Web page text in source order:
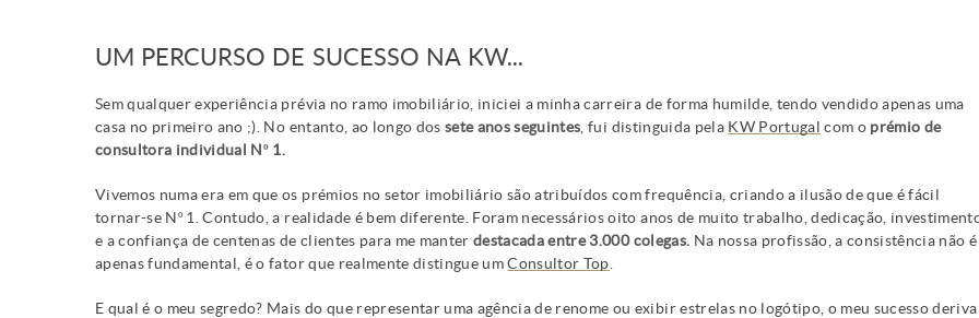
UM PERCURSO DE SUCESSO NA KW...
Sem qualquer experiência prévia no ramo imobiliário, iniciei a minha carreira de forma humilde, tendo vendido apenas uma
casa no primeiro ano ;). No entanto, ao longo dos sete anos seguintes , fui distinguida pela KW Portugal com o prémio de
consultora individual Nº 1.
Vivemos numa era em que os prémios no setor imobiliário são atribuídos com frequência, criando a ilusão de que é fácil
tornar-se Nº 1. Contudo, a realidade é bem diferente. Foram necessários oito anos de muito trabalho, dedicação,
e a confiança de centenas de clientes para me manterdestacada entre 3.000 colegas. Na nossa profissão, a consistência não é
apenas fundamental, é o fator que realmente distingue umConsultor Top
E qual é o meu segredo? Mais do que representar uma agência de renome ou exibir estrelas no logótipo, o meu sucesso deriva